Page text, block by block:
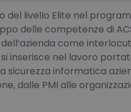
del livello Elite nel
delle competenze di
come
inserisce nel lavoro
sicurezza informatica
dalle PMI alle